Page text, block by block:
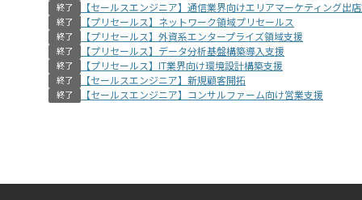
終了 【セールスエンジニア】通信業界向けエリアマーケティング出
終了 【プリセールス】ネットワーク領域プリセールス
終了 【プリセールス】外資系エンタープライズ領域支援
終了 【プリセールス】データ分析基盤構築導入支援
終了 【プリセールス】IT業界向け環境設計構築支援
終了 【セールスエンジニア】新規顧客開拓
終了 【セールスエンジニア】コンサルファーム向け営業支援